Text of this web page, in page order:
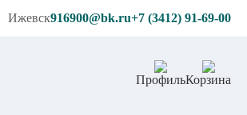
Ижевск916900@bk.ru+7 (3412) 91-69-00
ПрофильКорзина